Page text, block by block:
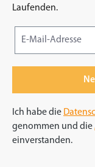
Laufenden.
Ich habe die
genommen und die
einverstanden.